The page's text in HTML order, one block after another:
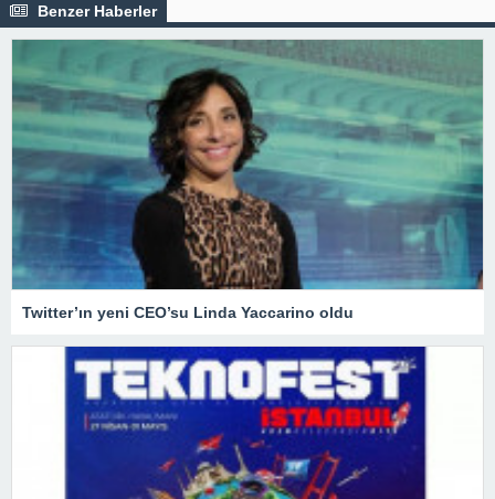
Benzer Haberler
Twitter’ın yeni CEO’su Linda Yaccarino oldu